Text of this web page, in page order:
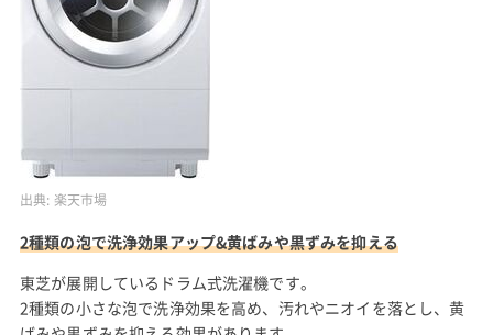
出典: 楽天市場
2種類の泡で洗浄効果アップ&黄ばみや黒ずみを抑える
東芝が展開しているドラム式洗濯機です。
2種類の小さな泡で洗浄効果を高め、汚れやニオイを落とし、黄